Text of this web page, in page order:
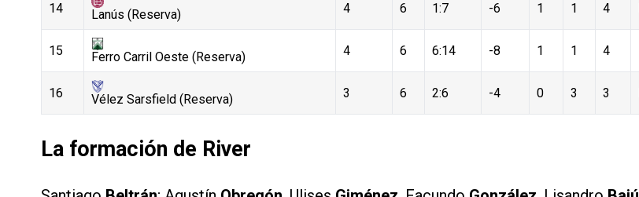
14 Lanús (Reserva) 4 6 1:7 -6 1 1 4
15 Ferro Carril Oeste (Reserva) 4 6 6:14 -8 1 1 4
16 Vélez Sarsfield (Reserva) 3 6 2:6 -4 0 3 3
La formación de River